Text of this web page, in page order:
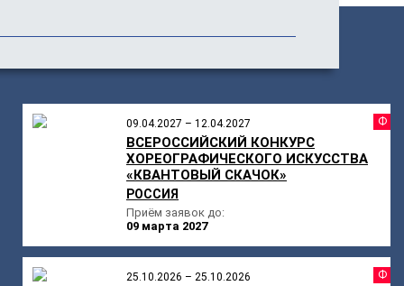
09.04.2027 – 12.04.2027
ВСЕРОССИЙСКИЙ КОНКУРС
ХОРЕОГРАФИЧЕСКОГО ИСКУССТВА
«КВАНТОВЫЙ СКАЧОК»
РОССИЯ
Приём заявок до:
09 марта 2027
25.10.2026 – 25.10.2026